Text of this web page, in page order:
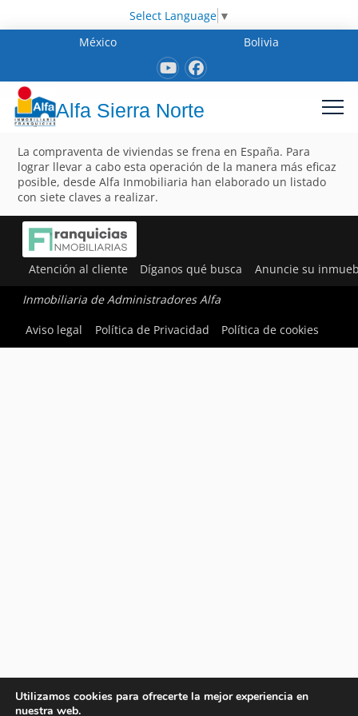
Select Language ▼
México
Bolivia
Alfa Sierra Norte
La compraventa de viviendas se frena en España. Para
lograr llevar a cabo esta operación de la manera más eficaz
posible, desde Alfa Inmobiliaria han elaborado un listado
con siete claves a realizar.
Atención al cliente Díganos qué busca Anuncie su
Inmobiliaria de Administradores Alfa
Aviso legal
Política de Privacidad Política de cookies
Utilizamos cookies para ofrecerte la mejor experiencia en
nuestra web.